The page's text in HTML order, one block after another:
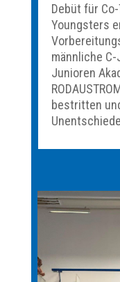
Debüt für
Youngsters
männliche C-
Junioren
bestritten